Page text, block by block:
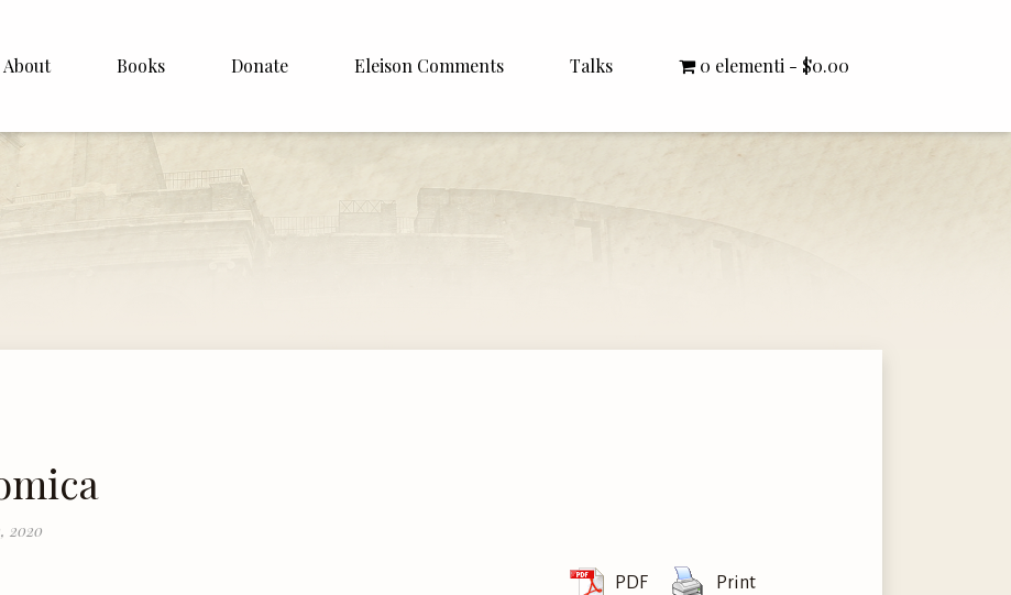
About
White
Books Donate Eleison Comments
English
Deutsh
Talks
Bishop Williamson
Literature Seminars
0 elementi $0.00
2020
PDF Print